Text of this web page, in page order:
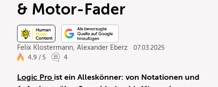
& Motor-Fader
Felix Klostermann, Alexander Eberz
07.03.2025
4,9 / 5
4
Logic Pro ist ein Alleskönner: von Notationen und